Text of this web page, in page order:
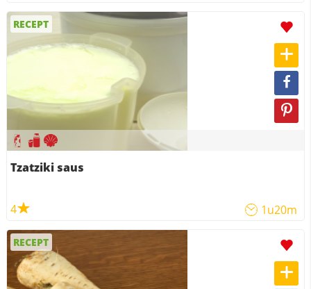
RECEPT
Tzatziki saus
4 1u20m
RECEPT